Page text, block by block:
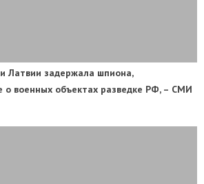
Латвии задержала шпиона,
о военных объектах разведке РФ, – СМИ